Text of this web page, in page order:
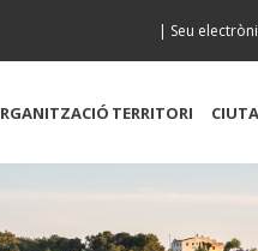
| Seu
TERRITORI